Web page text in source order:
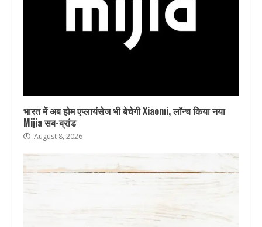
भारत में अब होम एप्लायंसेज भी बेचेगी Xiaomi, लॉन्च किया नया
Mijia सब-ब्रांड
August 8, 2026